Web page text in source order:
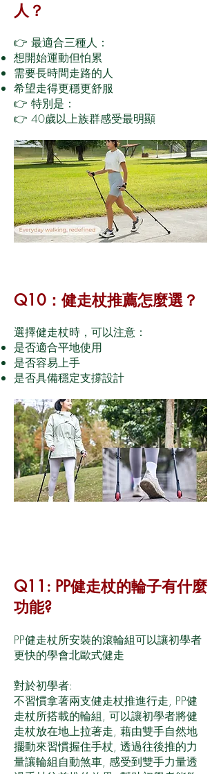
人？
👉 最適合三種人：
想開始運動但怕累
需要長時間走路的人
希望走得更穩更舒服
👉 特別是：
👉 40歲以上族群感受最明顯
Q10：健走杖推薦怎麼選？
選擇健走杖時，可以注意：
是否適合平地使用
是否容易上手
是否具備穩定支撐設計
Q11: PP健走杖的輪子有什麼
功能?
PP健走杖所安裝的滾輪組可以讓初學者
更快的學會北歐式健走
對於初學者:
不習慣拿著兩支健走杖推進行走, PP健
走杖所搭載的輪組, 可以讓初學者將健
走杖放在地上拉著走, 藉由雙手自然地
擺動來習慣握住手杖, 透過往後推的力
量讓輪組自動煞車, 感受到雙手力量透